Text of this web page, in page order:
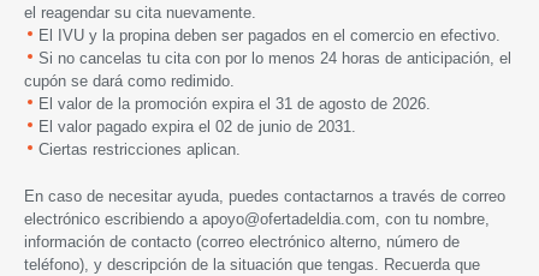
el reagendar su cita nuevamente.
El IVU y la propina deben ser pagados en el comercio en efectivo.
Si no cancelas tu cita con por lo menos 24 horas de anticipación, el
cupón se dará como redimido.
El valor de la promoción expira el 31 de agosto de 2026.
El valor pagado expira el 02 de junio de 2031.
Ciertas restricciones aplican.
En caso de necesitar ayuda, puedes contactarnos a través de correo
electrónico escribiendo a apoyo@ofertadeldia.com , con tu nombre,
información de contacto (correo electrónico alterno, número de
teléfono), y descripción de la situación que tengas. Recuerda que